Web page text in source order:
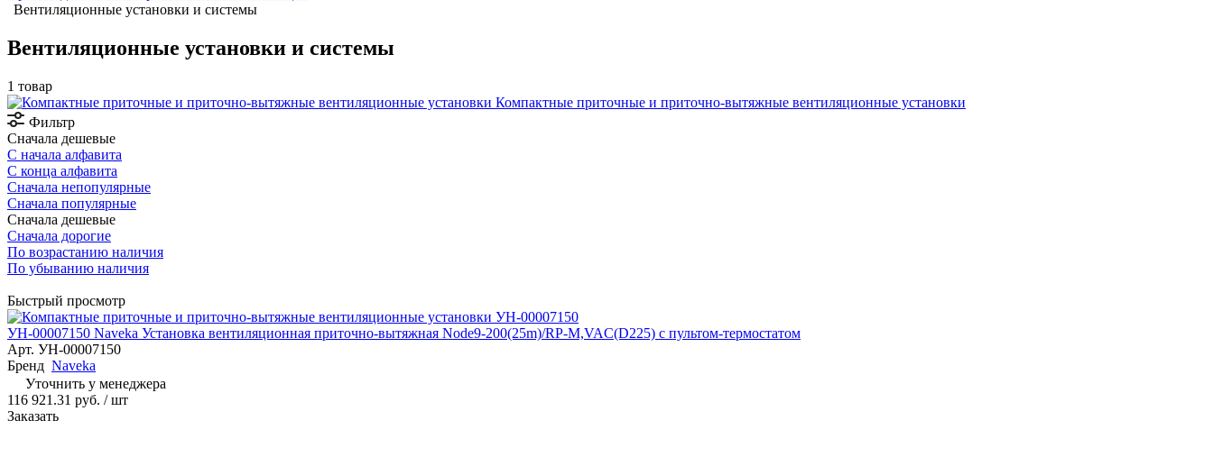
Вентиляционные установки и системы
Вентиляционные установки и системы
1 товар
Компактные приточные и приточно-вытяжные вентиляционные установки
Фильтр
Сначала дешевые
С начала алфавита
С конца алфавита
Сначала непопулярные
Сначала популярные
Сначала дешевые
Сначала дорогие
По возрастанию наличия
По убыванию наличия
Быстрый просмотр
УН-00007150 Naveka Установка вентиляционная приточно-вытяжная Node9-200(25m)/RP-M,VAC(D225) с пультом-термостатом
Арт. УН-00007150
Бренд Naveka
Уточнить у менеджера
116 921.31 руб. / шт
Заказать